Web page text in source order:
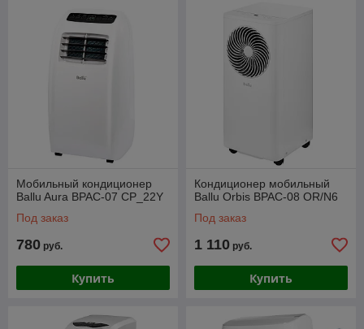
Мобильный кондиционер
Ballu Aura BPAC-07 CP_22Y
Под заказ
780 руб.
Купить
Кондиционер мобильный
Ballu Orbis BPAC-08 OR/N6
Под заказ
1 110 руб.
Купить